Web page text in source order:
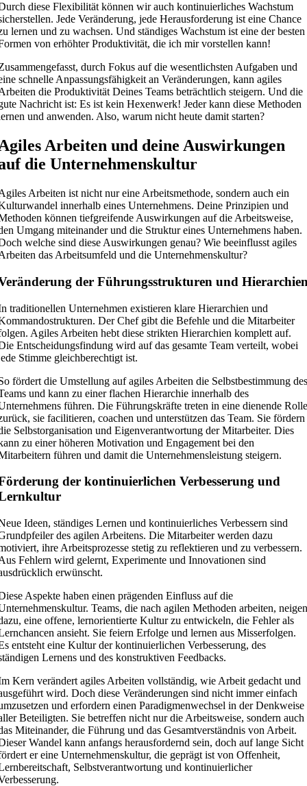
diese Flexibilität können wir auch kontinuierliches Wachstum
Jede Veränderung, jede Herausforderung ist eine Chance
lernen und zu wachsen. Und ständiges Wachstum ist eine der besten
von erhöhter Produktivität, die ich mir vorstellen kann!
durch Fokus auf die wesentlichsten Aufgaben und
schnelle Anpassungsfähigkeit an Veränderungen, kann agiles
die Produktivität Deines Teams beträchtlich steigern. Und die
Nachricht ist: Es ist kein Hexenwerk! Jeder kann diese Methoden
und anwenden. Also, warum nicht heute damit starten?
Arbeiten und deine Auswirkungen
die Unternehmenskultur
Arbeiten ist nicht nur eine Arbeitsmethode, sondern auch ein
innerhalb eines Unternehmens. Deine Prinzipien und
können tiefgreifende Auswirkungen auf die Arbeitsweise,
Umgang miteinander und die Struktur eines Unternehmens haben.
welche sind diese Auswirkungen genau? Wie beeinflusst agiles
das Arbeitsumfeld und die Unternehmenskultur?
der Führungsstrukturen und
traditionellen Unternehmen existieren klare Hierarchien und
Der Chef gibt die Befehle und die Mitarbeiter
Agiles Arbeiten hebt diese strikten Hierarchien komplett auf.
Entscheidungsfindung wird auf das gesamte Team verteilt, wobei
Stimme gleichberechtigt ist.
fördert die Umstellung auf agiles Arbeiten die Selbstbestimmung
und kann zu einer flachen Hierarchie innerhalb des
führen. Die Führungskräfte treten in eine dienende
sie facilitieren, coachen und unterstützen das Team. Sie fördern
Selbstorganisation und Eigenverantwortung der Mitarbeiter. Dies
zu einer höheren Motivation und Engagement bei den
führen und damit die Unternehmensleistung steigern.
der kontinuierlichen Verbesserung und
Ideen, ständiges Lernen und kontinuierliches Verbessern sind
des agilen Arbeitens. Die Mitarbeiter werden dazu
ihre Arbeitsprozesse stetig zu reflektieren und zu verbessern.
Fehlern wird gelernt, Experimente und Innovationen sind
erwünscht.
Aspekte haben einen prägenden Einfluss auf die
Teams, die nach agilen Methoden arbeiten,
eine offene, lernorientierte Kultur zu entwickeln, die Fehler als
ansieht. Sie feiern Erfolge und lernen aus Misserfolgen.
entsteht eine Kultur der kontinuierlichen Verbesserung, des
Lernens und des konstruktiven Feedbacks.
Kern verändert agiles Arbeiten vollständig, wie Arbeit gedacht und
wird. Doch diese Veränderungen sind nicht immer einfach
und erfordern einen Paradigmenwechsel in der Denkweise
Beteiligten. Sie betreffen nicht nur die Arbeitsweise, sondern auch
Miteinander, die Führung und das Gesamtverständnis von Arbeit.
Wandel kann anfangs herausfordernd sein, doch auf lange Sicht
er eine Unternehmenskultur, die geprägt ist von Offenheit,
Selbstverantwortung und kontinuierlicher